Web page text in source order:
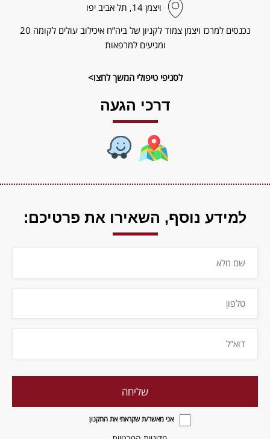
ויצמן‬ 14, תל אביב יפו
נכנסים למרכז ויצמן צמוד לקניון של ביה”ח איכילוב עולים לקומה 20
ומגיעים למרפאות
לסניפי טיפולי המשך לחצו>
דרכי הגעה
למידע נוסף, השאירו את פרטיכם:
אני מאשר/ת שקראתי את התקנון